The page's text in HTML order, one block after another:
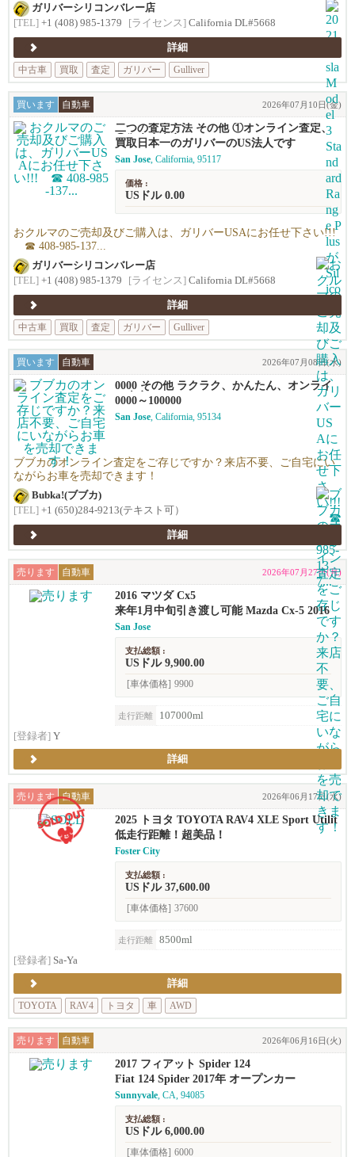
ガリバーシリコンバレー店
[TEL] +1 (408) 985-1379 [ライセンス] California DL#5668
詳細
中古車
買取 査定 ガリバー Gulliver
買います 自動車 2026年07月10日(金)
二つの査定方法 その他 ①オンライン査定、
②御来店査定
買取日本一のガリバーのUS法人です
San Jose, California, 95117
価格 :
USドル 0.00
おクルマのご売却及びご購入は、ガリバーUSAにお任せ下さい!!!
☎ 408-985-137...
ガリバーシリコンバレー店
[TEL] +1 (408) 985-1379 [ライセンス] California DL#5668
詳細
中古車
買取 査定 ガリバー Gulliver
買います 自動車 2026年07月08日(水)
0000 その他 ラクラク、かんたん、オンライ
ン査定！
0000～100000
San Jose, California, 95134
ブブカのオンライン査定をご存じですか？来店不要、ご自宅にい
ながらお車を売却できます！
Bubka!(ブブカ)
[TEL] +1 (650)284-9213(テキスト可）
詳細
売ります 自動車 2026年07月27日(月)
2016 マツダ Cx5
来年1月中旬引き渡し可能 Mazda Cx-5 2016
San Jose
支払総額 :
USドル 9,900.00
[車体価格] 9900
走行距離
107000ml
[登録者] Y
詳細
売ります 自動車 2026年06月17日(水)
2025 トヨタ TOYOTA RAV4 XLE Sport Utilit
y 4D
低走行距離！超美品！
Foster City
支払総額 :
USドル 37,600.00
[車体価格] 37600
走行距離
8500ml
[登録者] Sa-Ya
詳細
TOYOTA
RAV4 トヨタ 車 AWD
売ります 自動車 2026年06月16日(火)
2017 フィアット Spider 124
Fiat 124 Spider 2017年 オープンカー
Sunnyvale, CA, 94085
支払総額 :
USドル 6,000.00
[車体価格] 6000